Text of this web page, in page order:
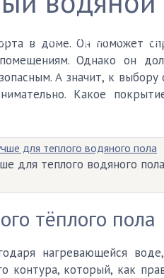
Керамогранит
Черновой пол
в доме. Он поможет
Однако он
А значит, к выбору
Какое
для теплого водяного пола
тёплого пола
нагревающейся
контура, который, как